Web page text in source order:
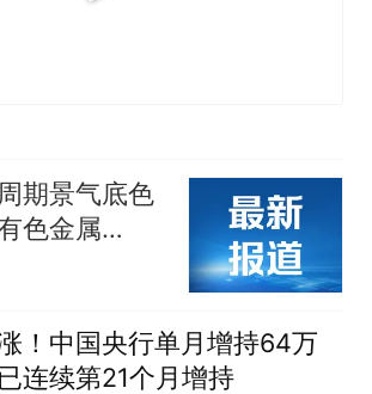
期景气底色
色金属
）、矿业
！中国央行单月增持64万
连续第21个月增持